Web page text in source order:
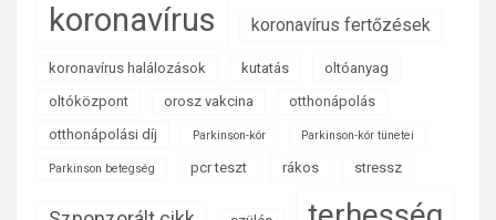
koronavírus koronavírus fertőzések
koronavírus halálozások kutatás
oltóanyag
oltóközpont
orosz vakcina
otthonápolás
otthonápolási díj
Parkinson-kór Parkinson-kór tünetei
Parkinson betegség pcr teszt rákos stressz